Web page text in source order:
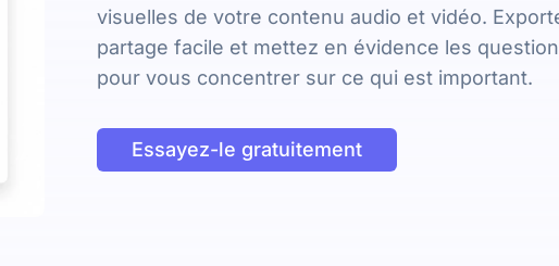
visuelles de votre contenu audio et vidéo.
partage facile et mettez en évidence les
pour vous concentrer sur ce qui est important.
Essayez-le gratuitement